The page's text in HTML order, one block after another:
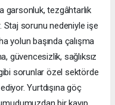
garsonluk, tezgâhtarlık
Staj sorunu nedeniyle işe
yolun başında çalışma
güvencesizlik, sağlıksız
sorunlar özel sektörde
Yurtdışına göç